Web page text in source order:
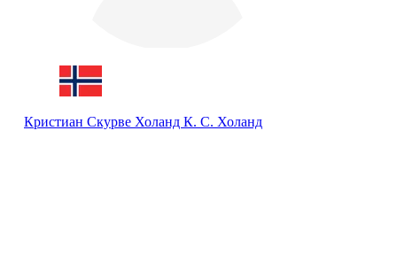
Кристиан Скурве Холанд К. С. Холанд